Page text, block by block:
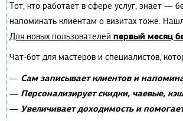
Тот, кто работает в сфере услуг, знает —
напоминать клиентам о визитах тоже.
Для новых пользователей первый месяц
Чат-бот для мастеров и специалистов,
— Сам записывает клиентов и
— Персонализирует скидки, чаевые,
— Увеличивает доходимость и